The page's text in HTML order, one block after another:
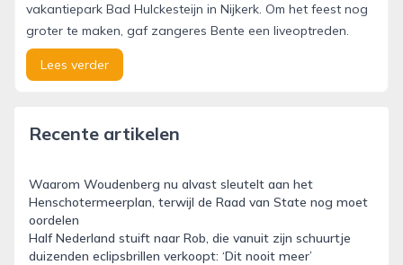
vakantiepark Bad Hulckesteijn in Nijkerk. Om het feest nog
groter te maken, gaf zangeres Bente een liveoptreden.
Lees verder
Recente artikelen
Waarom Woudenberg nu alvast sleutelt aan het
Henschotermeerplan, terwijl de Raad van State nog moet
oordelen
Half Nederland stuift naar Rob, die vanuit zijn schuurtje
duizenden eclipsbrillen verkoopt: ‘Dit nooit meer’